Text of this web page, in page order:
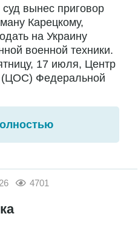
вынес приговор
Карецкому,
на Украину
военной техники.
17 июля, Центр
(ЦОС) Федеральной
4701